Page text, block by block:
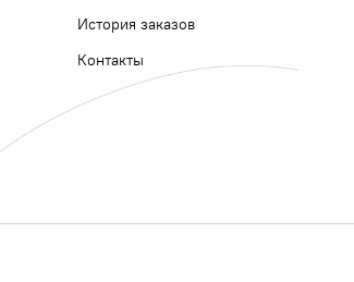
История заказов
Контакты